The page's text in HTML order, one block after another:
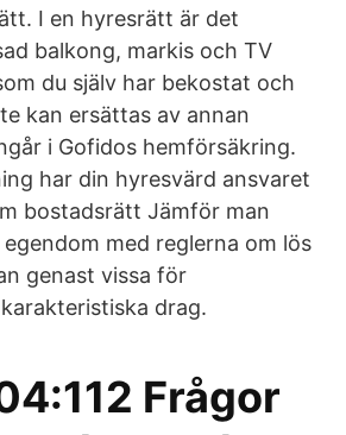
I en hyresrätt är det
balkong, markis och TV
du själv har bekostat och
kan ersättas av annan
i Gofidos hemförsäkring.
har din hyresvärd ansvaret
bostadsrätt Jämför man
med reglerna om lös
genast vissa för
drag.
Frågor